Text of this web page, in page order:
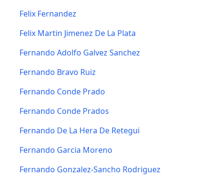
Felix Fernandez
Felix Martin Jimenez De La Plata
Fernando Adolfo Galvez Sanchez
Fernando Bravo Ruiz
Fernando Conde Prado
Fernando Conde Prados
Fernando De La Hera De Retegui
Fernando Garcia Moreno
Fernando Gonzalez-Sancho Rodriguez